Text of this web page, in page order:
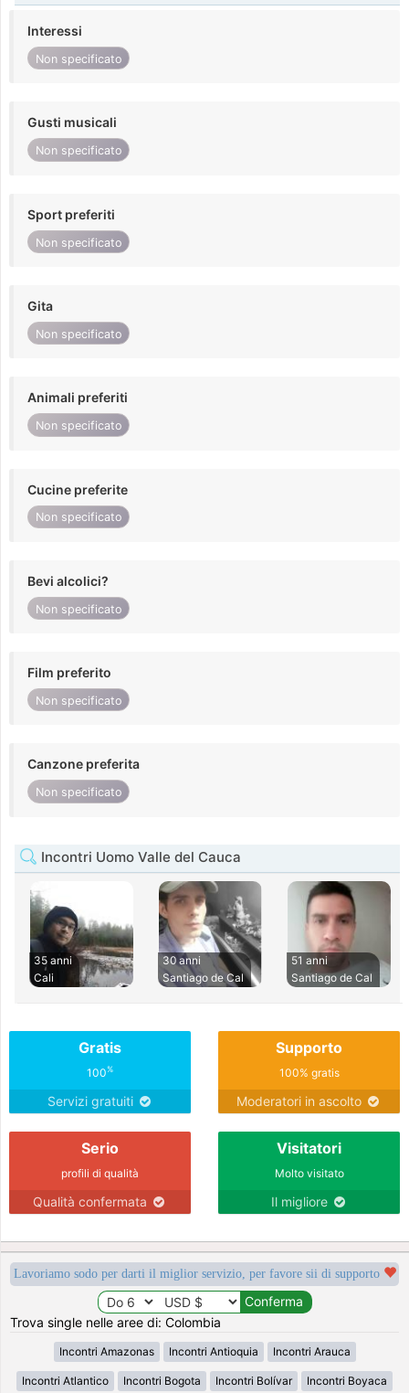
Interessi
Non specificato
Gusti musicali
Non specificato
Sport preferiti
Non specificato
Gita
Non specificato
Animali preferiti
Non specificato
Cucine preferite
Non specificato
Bevi alcolici?
Non specificato
Film preferito
Non specificato
Canzone preferita
Non specificato
Incontri Uomo Valle del Cauca
35 anni
Cali
30 anni
Santiago de Cal
51 anni
Santiago de Cal
Gratis
100%
Servizi gratuiti
Supporto
100% gratis
Moderatori in ascolto
Serio
profili di qualità
Qualità confermata
Visitatori
Molto visitato
Il migliore
Lavoriamo sodo per darti il miglior servizio, per favore sii di supporto
Trova single nelle aree di: Colombia
Incontri Amazonas Incontri Antioquia Incontri Arauca
Incontri Atlantico Incontri Bogota Incontri Bolívar Incontri Boyaca